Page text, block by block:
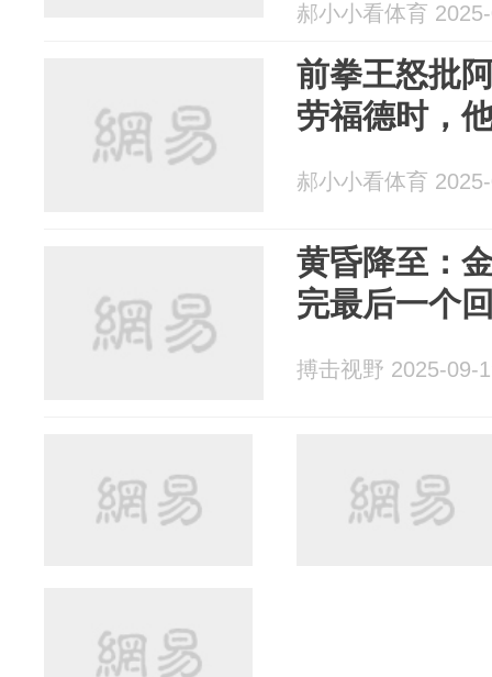
郝小小看体育
前拳王怒批
劳福德时，
郝小小看体育
黄昏降至：
完最后一个
搏击视野 2025-09-